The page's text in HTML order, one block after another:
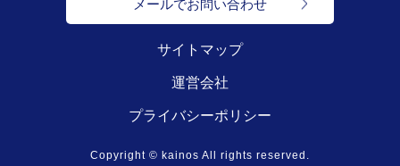
メールでお問い合わせ
サイトマップ
運営会社
プライバシーポリシー
Copyright © kainos All rights reserved.